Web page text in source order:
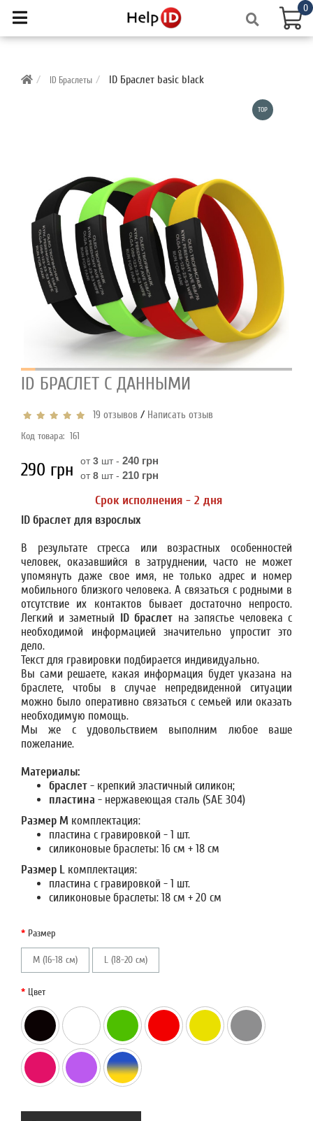
0
ID Браслеты ID Браслет basic black
TOP
ID БРАСЛЕТ С ДАННЫМИ
19 отзывов / Написать отзыв
Код товара: 161
290 грн от3 шт - 240 грн
от8 шт - 210 грн
Срок исполнения - 2 дня
ID браслет для взрослых
В результате стресса или возрастных особенностей
человек, оказавшийся в затруднении, часто не может
упомянуть даже свое имя, не только адрес и номер
мобильного близкого человека. А связаться с родными в
отсутствие их контактов бывает достаточно непросто.
Легкий и заметный ID браслет на запястье человека с
необходимой информацией значительно упростит это
дело.
Текст для гравировки подбирается индивидуально.
Вы сами решаете, какая информация будет указана на
браслете, чтобы в случае непредвиденной ситуации
можно было оперативно связаться с семьей или оказать
необходимую помощь.
Мы же с удовольствием выполним любое ваше
пожелание.
Материалы:
браслет - крепкий эластичный силикон;
пластина - нержавеющая сталь (SAE 304)
Размер М комплектация:
пластина с гравировкой - 1 шт.
силиконовые браслеты: 16 см + 18 см
Размер L комплектация:
пластина с гравировкой - 1 шт.
силиконовые браслеты: 18 см + 20 см
Размер
M (16-18 см) L (18-20 см)
Цвет